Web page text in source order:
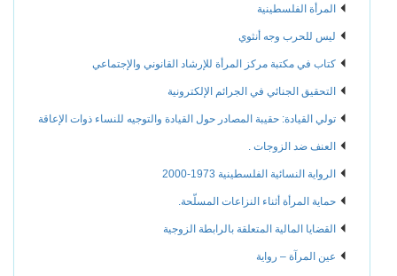
المرأة الفلسطينية
ليس للحرب وجه أنثوي
كتاب في مكتبة مركز المرأة للإرشاد القانوني والإجتماعي
التحقيق الجنائي في الجرائم الإلكترونية
تولي القيادة: حقيبة المصادر حول القيادة والتوجيه للنساء ذوات الإعاقة
العنف ضد الزوجات .
الرواية النسائية الفلسطينية 1973-2000
حماية المرأة أثناء النزاعات المسلّحة.
القضايا المالية المتعلقة بالرابطة الزوجية
عين المرآة – رواية